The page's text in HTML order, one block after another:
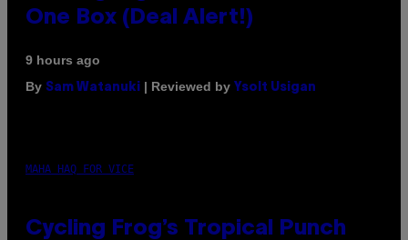
One Box (Deal Alert!)
9 hours ago
By Sam Watanuki | Reviewed by Ysolt Usigan
MAHA HAQ FOR VICE
Cycling Frog’s Tropical Punch